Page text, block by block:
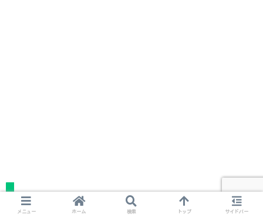
非エンジニアにオススメのプログラミング言語
メニュー ホーム 検索 トップ サイドバー